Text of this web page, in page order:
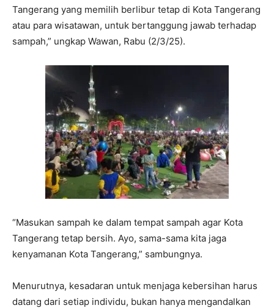
Tangerang yang memilih berlibur tetap di Kota Tangerang
atau para wisatawan, untuk bertanggung jawab terhadap
sampah,” ungkap Wawan, Rabu (2/3/25).
“Masukan sampah ke dalam tempat sampah agar Kota
Tangerang tetap bersih. Ayo, sama-sama kita jaga
kenyamanan Kota Tangerang,” sambungnya.
Menurutnya, kesadaran untuk menjaga kebersihan harus
datang dari setiap individu, bukan hanya mengandalkan